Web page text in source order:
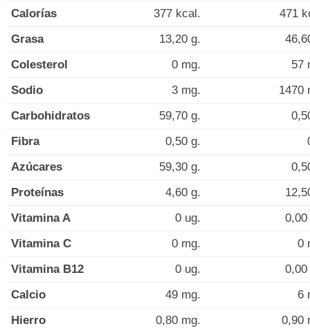
Calorías 377 kcal.
471
Grasa
13,20 g.
Colesterol
0 mg.
57
Sodio
3 mg.
1470
Carbohidratos
59,70 g.
Fibra
0,50 g.
Azúcares
59,30 g.
Proteínas
4,60 g.
Vitamina A
0 ug.
0,00
Vitamina C
0 mg.
0
Vitamina B12
0 ug.
0,00
Calcio
49 mg.
6
Hierro
0,80 mg.
0,90